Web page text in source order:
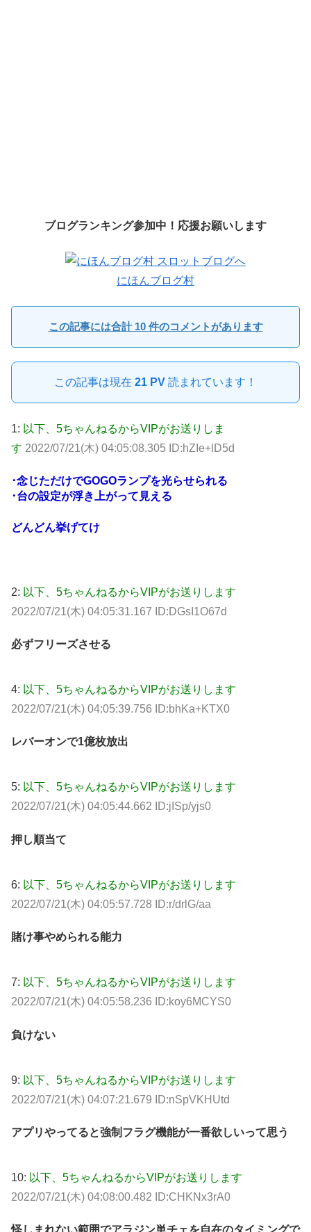
ブログランキング参加中！応援お願いします
にほんブログ村
この記事には合計 10 件のコメントがあります
この記事は現在 21 PV 読まれています！
1: 以下、5ちゃんねるからVIPがお送りしま
す 2022/07/21(木) 04:05:08.305 ID:hZIe+lD5d
･念じただけでGOGOランプを光らせられる
･台の設定が浮き上がって見える
どんどん挙げてけ
2: 以下、5ちゃんねるからVIPがお送りします
2022/07/21(木) 04:05:31.167 ID:DGsI1O67d
必ずフリーズさせる
4: 以下、5ちゃんねるからVIPがお送りします
2022/07/21(木) 04:05:39.756 ID:bhKa+KTX0
レバーオンで1億枚放出
5: 以下、5ちゃんねるからVIPがお送りします
2022/07/21(木) 04:05:44.662 ID:jISp/yjs0
押し順当て
6: 以下、5ちゃんねるからVIPがお送りします
2022/07/21(木) 04:05:57.728 ID:r/drlG/aa
賭け事やめられる能力
7: 以下、5ちゃんねるからVIPがお送りします
2022/07/21(木) 04:05:58.236 ID:koy6MCYS0
負けない
9: 以下、5ちゃんねるからVIPがお送りします
2022/07/21(木) 04:07:21.679 ID:nSpVKHUtd
アプリやってると強制フラグ機能が一番欲しいって思う
10: 以下、5ちゃんねるからVIPがお送りします
2022/07/21(木) 04:08:00.482 ID:CHKNx3rA0